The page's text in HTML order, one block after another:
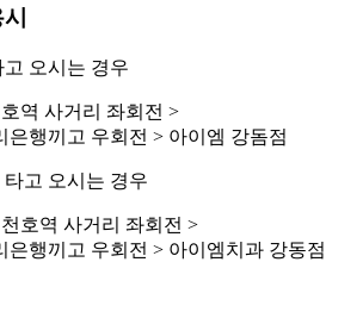
오시는 경우
역 사거리 좌회전 >
은행끼고 우회전 > 아이엠 강돔점
고 오시는 경우
호역 사거리 좌회전 >
은행끼고 우회전 > 아이엠치과 강동점